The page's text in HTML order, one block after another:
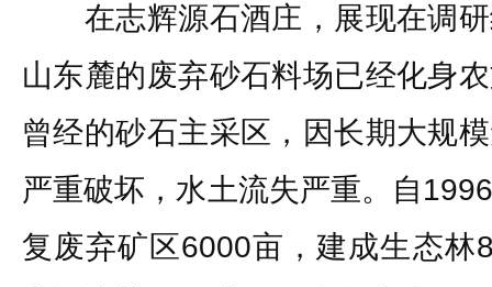
在志辉源石酒庄，展现在调研
山东麓的废弃砂石料场已经化身
曾经的砂石主采区，因长期大规
严重破坏，水土流失严重。自
复废弃矿区6000亩，建成生态林